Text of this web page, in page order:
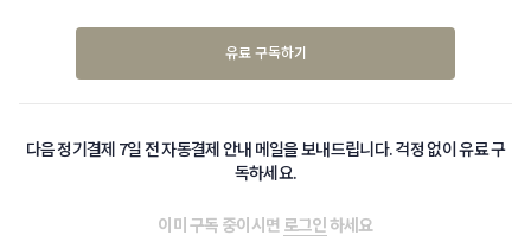
유료 구독하기
다음 정기결제 7일 전 자동결제 안내 메일을 보내드립니다. 걱정 없이 유료 구
독하세요.
이미 구독 중이시면 로그인하세요